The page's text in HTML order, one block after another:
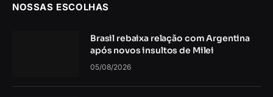
NOSSAS ESCOLHAS
Brasil rebaixa relação com Argentina
após novos insultos de Milei
05/08/2026